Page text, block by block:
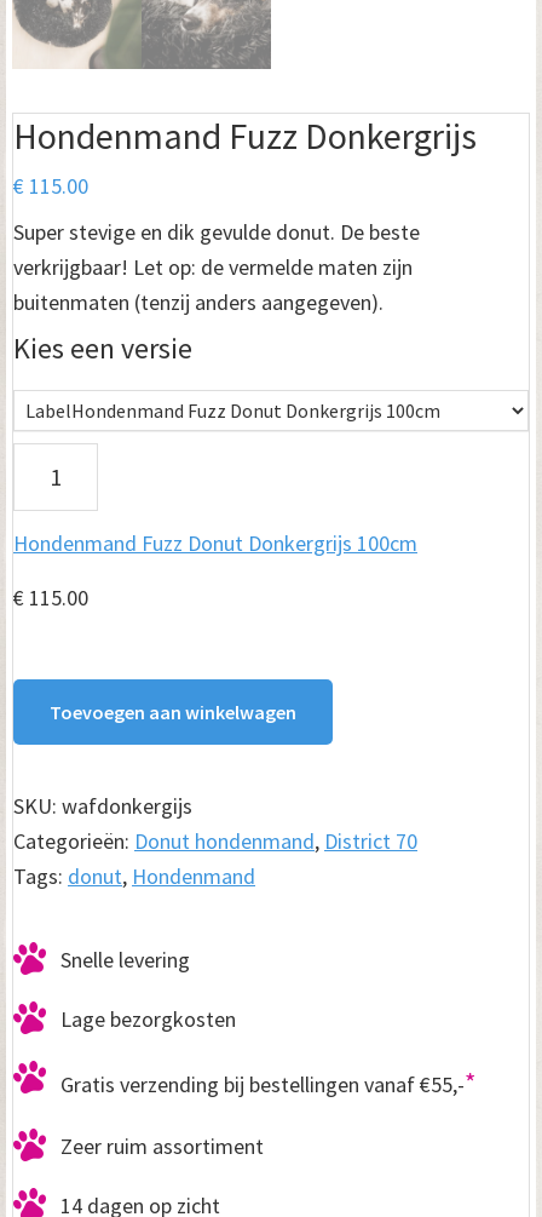
Hondenmand Fuzz Donkergrijs
€ 115.00
Super stevige en dik gevulde donut. De beste
verkrijgbaar! Let op: de vermelde maten zijn
buitenmaten (tenzij anders aangegeven).
Kies een versie
o
n
d
n
n
d
u
z
D
n
u
Hondenmand Fuzz Donut Donkergrijs 100cm
€ 115.00
Toevoegen aan winkelwagen
SKU: wafdonkergijs
Categorieën: Donut hondenmand, District 70
Tags: donut, Hondenmand
Snelle levering
Lage bezorgkosten
Gratis verzending bij bestellingen vanaf €55,-*
Zeer ruim assortiment
14 dagen op zicht